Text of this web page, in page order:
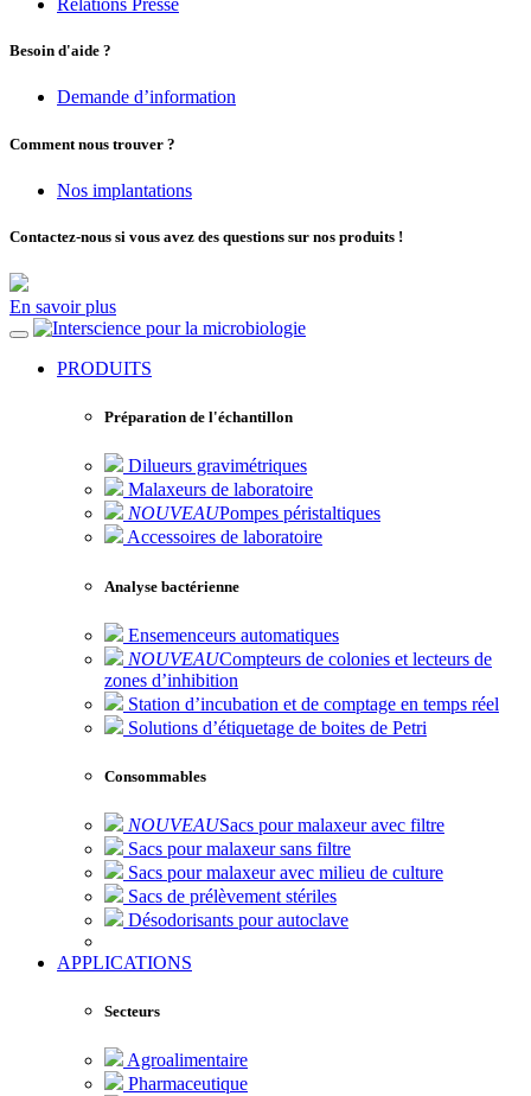
Relations Presse
Besoin d'aide ?
Demande d’information
Comment nous trouver ?
Nos implantations
Contactez-nous si vous avez des questions sur nos produits !
En savoir plus
pour la microbiologie
PRODUITS
Préparation de l'échantillon
Dilueurs gravimétriques
Malaxeurs de laboratoire
NOUVEAUPompes péristaltiques
Accessoires de laboratoire
Analyse bactérienne
Ensemenceurs automatiques
NOUVEAUCompteurs de colonies et lecteurs de
zones d’inhibition
Station d’incubation et de comptage en temps réel
Solutions d’étiquetage de boites de Petri
Consommables
NOUVEAUSacs pour malaxeur avec filtre
Sacs pour malaxeur sans filtre
Sacs pour malaxeur avec milieu de culture
Sacs de prélèvement stériles
Désodorisants pour autoclave
APPLICATIONS
Secteurs
Agroalimentaire
Pharmaceutique